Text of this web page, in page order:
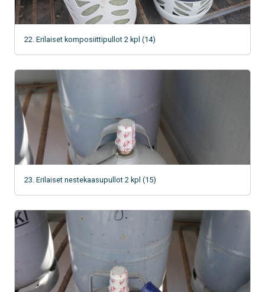
22. Erilaiset komposiittipullot 2 kpl (14)
23. Erilaiset nestekaasupullot 2 kpl (15)